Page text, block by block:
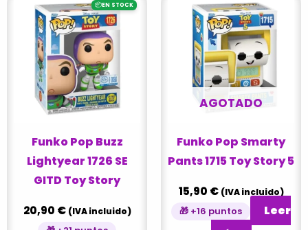
📦EN STOCK
Funko Pop Buzz
Lightyear 1726 SE
GITD Toy Story
20,90 € (IVA incluido)
AGOTADO
Funko Pop Smarty
Pants 1715 Toy Story 5
15,90 € (IVA incluido)
🎁 +16 puntos
Leer